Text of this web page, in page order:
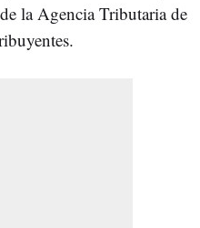
la Agencia Tributaria de